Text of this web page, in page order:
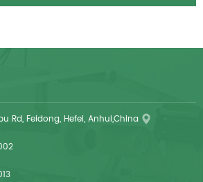
Rd, Feidong, Hefei, Anhui,China